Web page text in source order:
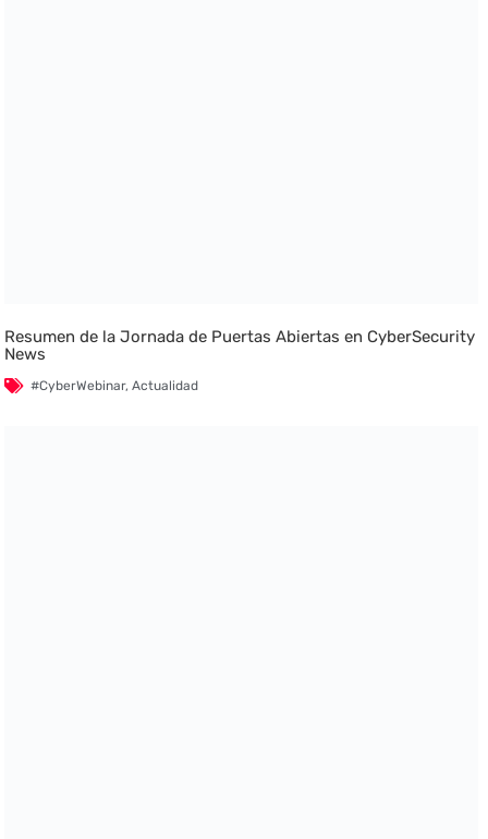
Resumen de la Jornada de Puertas Abiertas en CyberSecurity
News
#CyberWebinar,Actualidad